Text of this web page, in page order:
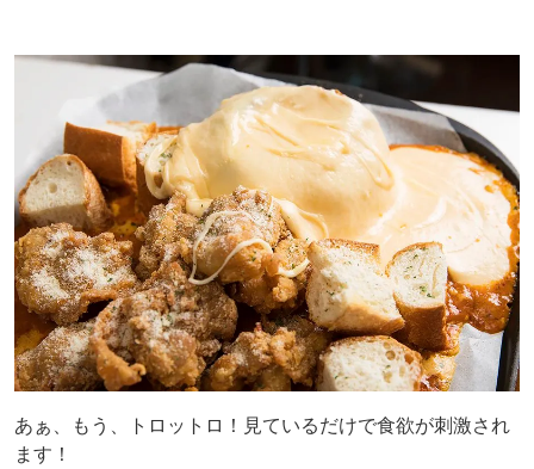
あぁ、もう、トロットロ！見ているだけで食欲が刺激され
ます！